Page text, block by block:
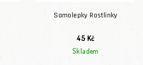
Samolepky Rostlinky
45 Kč
Skladem